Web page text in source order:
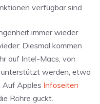
verfügbar sind.
immer wieder
Diesmal kommen
auf Intel-Macs, von
unterstützt werden, etwa
Auf Apples Infoseiten
Röhre guckt.